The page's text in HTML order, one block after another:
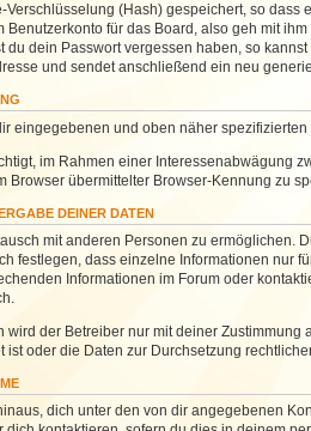
(Hash) gespeichert, so
Benutzerkonto für das Board, also geh mit
dein Passwort vergessen haben, so
und sendet anschließend ein neu
eingegebenen und oben näher
im Rahmen einer Interessenabwägung
Browser übermittelter Browser-Kennung zu
DEINER DATEN
mit anderen Personen zu
festlegen, dass einzelne Informationen nur
Informationen im Forum oder
der Betreiber nur mit deiner
oder die Daten zur Durchsetzung
dich unter den von dir angegebenen